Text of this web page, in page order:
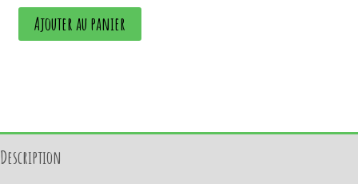
Ajouter au panier
Description